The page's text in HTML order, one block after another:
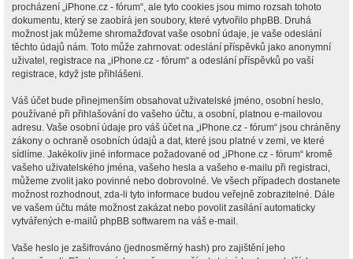
procházení „iPhone.cz - fórum“, ale tyto cookies jsou mimo rozsah tohoto
dokumentu, který se zaobírá jen soubory, které vytvořilo phpBB. Druhá
možnost jak můžeme shromažďovat vaše osobní údaje, je vaše odeslání
těchto údajů nám. Toto může zahrnovat: odeslání příspěvků jako anonymní
uživatel, registrace na „iPhone.cz - fórum“ a odeslání příspěvků po vaší
registrace, když jste přihlášeni.
Váš účet bude přinejmenším obsahovat uživatelské jméno, osobní heslo,
používané při přihlašování do vašeho účtu, a osobní, platnou e-mailovou
adresu. Vaše osobní údaje pro váš účet na „iPhone.cz - fórum“ jsou chráněny
zákony o ochraně osobních údajů a dat, které jsou platné v zemi, ve které
sídlíme. Jakékoliv jiné informace požadované od „iPhone.cz - fórum“ kromě
vašeho uživatelského jména, vašeho hesla a vašeho e-mailu při registraci,
můžeme zvolit jako povinné nebo dobrovolné. Ve všech případech dostanete
možnost rozhodnout, zda-li tyto informace budou veřejně zobrazitelné. Dále
ve vašem účtu máte možnost zakázat nebo povolit zasílání automaticky
vytvářených e-mailů phpBB softwarem na váš e-mail.
Vaše heslo je zašifrováno (jednosměrný hash) pro zajištění jeho